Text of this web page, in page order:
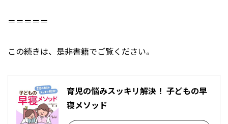
＝＝＝＝＝
この続きは、是非書籍でご覧ください。
育児の悩みスッキリ解決！ 子どもの早
寝メソッド